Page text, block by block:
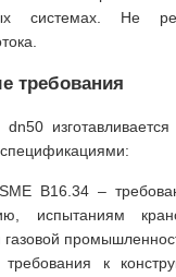
системах. Не
требования
изготавливается
B16.34 –
испытаниям
к